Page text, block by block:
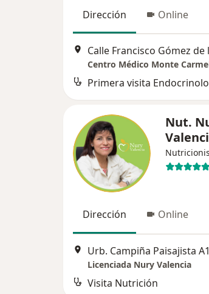
Dirección Online
Centro Médico Monte
Primera visita
Nut.
Dirección Online
Urb. Campiña Paisajista
Licenciada Nury Valencia
Visita Nutrición